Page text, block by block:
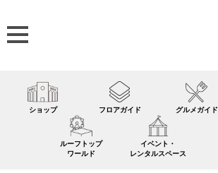
ショップ フロアガイド グルメガイド
ルーフトップ
ワールド
イベント・
レンタルスペース